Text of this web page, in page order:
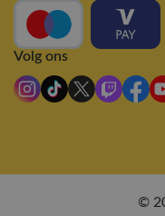
Volg ons
©